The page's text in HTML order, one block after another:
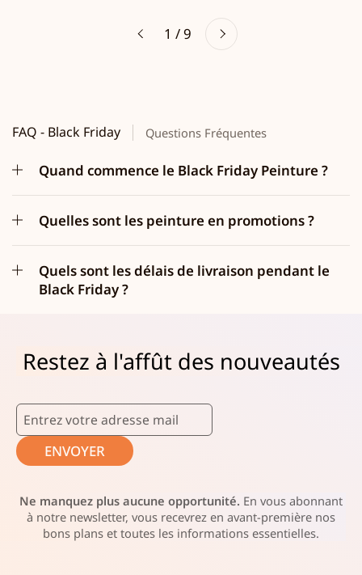
1 / 9 Suivant
FAQ - Black Friday Questions Fréquentes
Quand commence le Black Friday Peinture ?
Quelles sont les peinture en promotions ?
Quels sont les délais de livraison pendant le
Black Friday ?
Restez à l'affût des nouveautés
ENVOYER
Ne manquez plus aucune opportunité. En vous abonnant
à notre newsletter, vous recevrez en avant-première nos
bons plans et toutes les informations essentielles.